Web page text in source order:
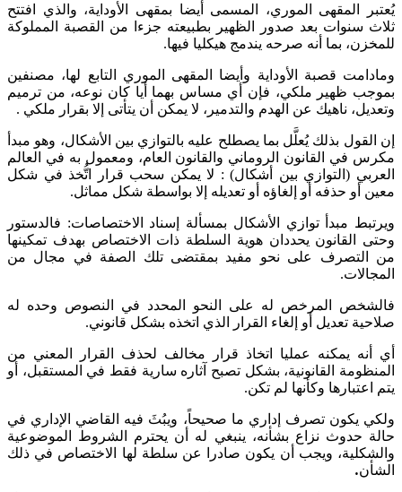
يُعتبر المقهى الموري، المسمى أيضا بمقهى الأوداية، والذي افتتح
ثلاث سنوات بعد صدور الظهير بطبيعته جزءا من القصبة المملوكة
للمخزن، بما أنه صرحه يندمج هيكليا فيها.
ومادامت قصبة الأوداية وأيضا المقهى الموري التابع لها، مصنفين
بموجب ظهير ملكي، فإن أي مساس بهما أيا كان نوعه، من ترميم
وتعديل، ناهيك عن الهدم والتدمير، لا يمكن أن يتأتى إلا بقرار ملكي .
إن القول بذلك يُعلَّل بما يصطلح عليه بالتوازي بين الأشكال، وهو مبدأ
مكرس في القانون الروماني والقانون العام، ومعمول به في العالم
العربي (التوازي بين أشكال) : لا يمكن سحب قرار اتُّخذ في شكل
معين أو حذفه أو إلغاؤه أو تعديله إلا بواسطة شكل مماثل.
ويرتبط مبدأ توازي الأشكال بمسألة إسناد الاختصاصات: فالدستور
وحتى القانون يحددان هوية السلطة ذات الاختصاص بهدف تمكينها
من التصرف على نحو مفيد بمقتضى تلك الصفة في مجال من
المجالات.
فالشخص المرخص له على النحو المحدد في النصوص وحده له
صلاحية تعديل أو إلغاء القرار الذي اتخذه بشكل قانوني.
أي أنه يمكنه عمليا اتخاذ قرار مخالف لحذف القرار المعني من
المنظومة القانونية، بشكل تصبح آثاره سارية فقط في المستقبل، أو
يتم اعتبارها وكأنها لم تكن.
ولكي يكون تصرف إداري ما صحيحاً، ويبُثَ فيه القاضي الإداري في
حالة حدوث نزاع بشأنه، ينبغي له أن يحترم الشروط الموضوعية
والشكلية، ويجب أن يكون صادرا عن سلطة لها الاختصاص في ذلك
الشأن.